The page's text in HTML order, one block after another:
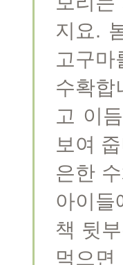
지요.
고구
수확
고 이
보여
은한
아이들
책 뒷
먹으